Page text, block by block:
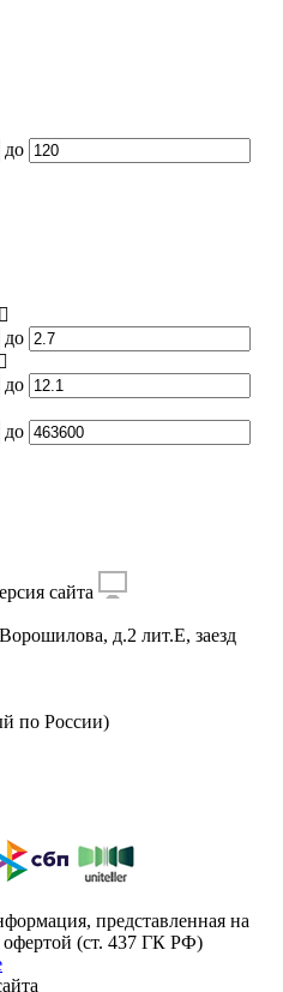
до
до
до
до
сайта
д.2 лит.Е, заезд
по России)
представленная на
офертой (ст. 437 ГК РФ)